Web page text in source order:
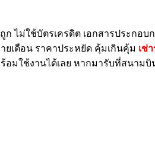
ก ไม่ใช้บัตรเครดิต เอกสารประก
ยเดือน ราคาประหยัด คุ้มเกินคุ้ม เช่
มใช้งานได้เลย หากมารับที่สนามบิ